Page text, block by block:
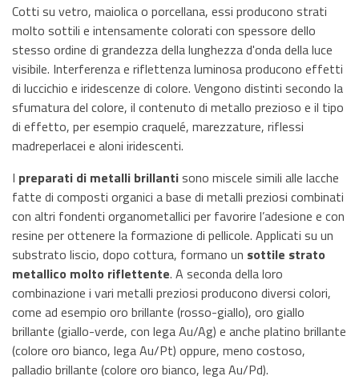
Cotti su vetro, maiolica o porcellana, essi producono strati
molto sottili e intensamente colorati con spessore dello
stesso ordine di grandezza della lunghezza d'onda della luce
visibile. Interferenza e riflettenza luminosa producono effetti
di luccichio e iridescenze di colore. Vengono distinti secondo la
sfumatura del colore, il contenuto di metallo prezioso e il tipo
di effetto, per esempio craquelé, marezzature, riflessi
madreperlacei e aloni iridescenti.
I preparati di metalli brillantisono miscele simili alle lacche
fatte di composti organici a base di metalli preziosi combinati
con altri fondenti organometallici per favorire l’adesione e con
resine per ottenere la formazione di pellicole. Applicati su un
substrato liscio, dopo cottura, formano un sottile strato
metallico molto riflettente. A seconda della loro
combinazione i vari metalli preziosi producono diversi colori,
come ad esempio oro brillante (rosso-giallo), oro giallo
brillante (giallo-verde, con lega Au/Ag) e anche platino brillante
(colore oro bianco, lega Au/Pt) oppure, meno costoso,
palladio brillante (colore oro bianco, lega Au/Pd).